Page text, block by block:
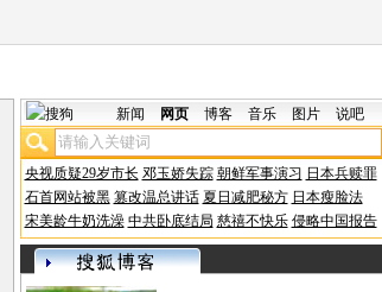
新闻 网页 博客 音乐 图片 说吧
央视质疑29岁市长 邓玉娇失踪 朝鲜军事演习 日本兵赎罪
石首网站被黑 篡改温总讲话 夏日减肥秘方 日本瘦脸法
宋美龄牛奶洗澡 中共卧底结局 慈禧不快乐 侵略中国报告